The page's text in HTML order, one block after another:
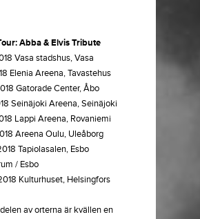
Abba & Elvis Tribute
Vasa stadshus, Vasa
Elenia Areena, Tavastehus
Gatorade Center, Åbo
Seinäjoki Areena, Seinäjoki
Lappi Areena, Rovaniemi
Areena Oulu, Uleåborg
Tapiolasalen, Esbo
/ Esbo
Kulturhuset, Helsingfors
av orterna är kvällen en